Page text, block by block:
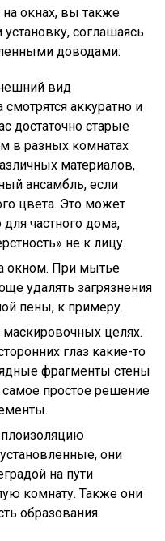
окнах, вы также
соглашаясь
доводами:
вид
аккуратно и
достаточно старые
в разных комнатах
материалов,
ансамбль, если
цвета. Это может
частного дома,
не к лицу.
окном. При мытье
удалять загрязнения
пены, к примеру.
целях.
глаз какие-то
фрагменты стены
самое простое решение
они
на пути
комнату. Также они
образования